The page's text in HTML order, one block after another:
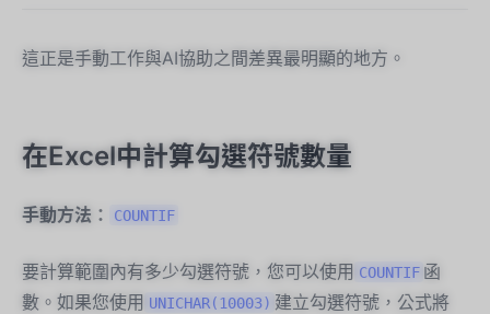
這正是手動工作與AI協助之間差異最明顯的地方。
在Excel中計算勾選符號數量
手動方法： COUNTIF
要計算範圍內有多少勾選符號，您可以使用 COUNTIF 函
數。如果您使用 UNICHAR(10003) 建立勾選符號，公式將